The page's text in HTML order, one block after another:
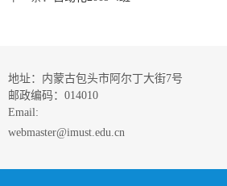
地址：内蒙古包头市阿尔丁大街7号
邮政编码：014010
Email:
webmaster@imust.edu.cn